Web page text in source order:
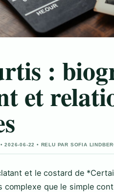
:
et
2026-06-22 • RELU PAR SOFIA
et le costard de
complexe que le simple